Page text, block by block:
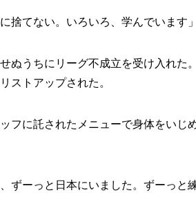
捨てない。いろいろ、学んでいます」
ぬうちにリーグ不成立を受け入れた
ストアップされた。
に託されたメニューで身体をいじ
ずーっと日本にいました。ずーっと